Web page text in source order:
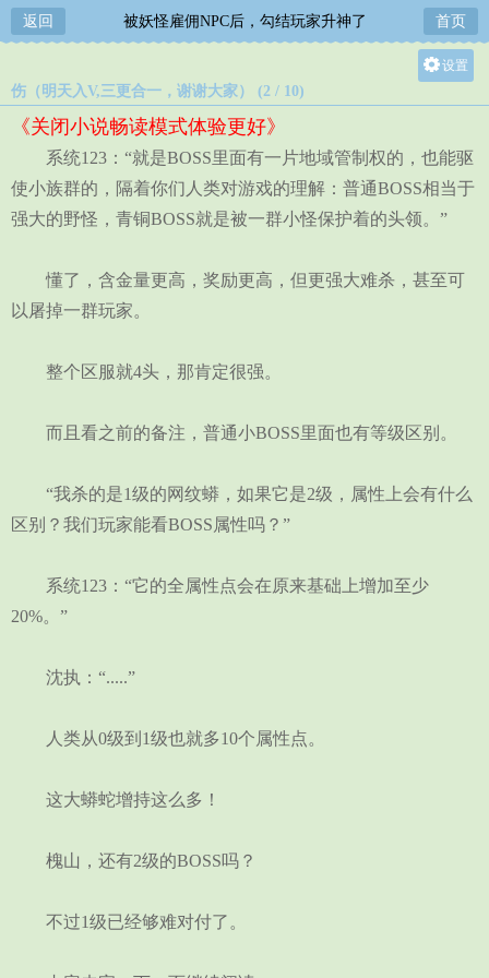
返回 被妖怪雇佣NPC后，勾结玩家升神了 首页
设置
中
小
伤（明天入V,三更合一，谢谢大家） (2 / 10)
《关闭小说畅读模式体验更好》
系统123：“就是BOSS里面有一片地域管制权的，也能驱
使小族群的，隔着你们人类对游戏的理解：普通BOSS相当于
强大的野怪，青铜BOSS就是被一群小怪保护着的头领。”
懂了，含金量更高，奖励更高，但更强大难杀，甚至可
以屠掉一群玩家。
整个区服就4头，那肯定很强。
而且看之前的备注，普通小BOSS里面也有等级区别。
“我杀的是1级的网纹蟒，如果它是2级，属性上会有什么
区别？我们玩家能看BOSS属性吗？”
系统123：“它的全属性点会在原来基础上增加至少
20%。”
沈执：“.....”
人类从0级到1级也就多10个属性点。
这大蟒蛇增持这么多！
槐山，还有2级的BOSS吗？
不过1级已经够难对付了。